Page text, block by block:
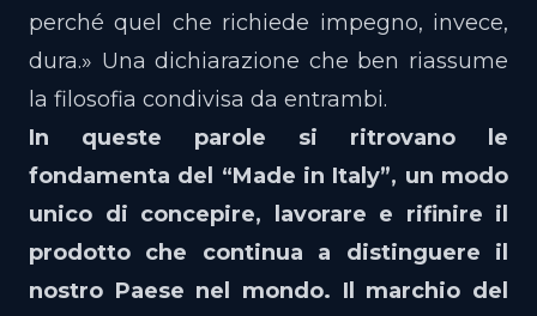
perché quel che richiede impegno, invece,
dura.» Una dichiarazione che ben riassume
la filosofia condivisa da entrambi.
In queste parole si ritrovano le
fondamenta del “Made in Italy”, un modo
unico di concepire, lavorare e rifinire il
prodotto che continua a distinguere il
nostro Paese nel mondo. Il marchio del